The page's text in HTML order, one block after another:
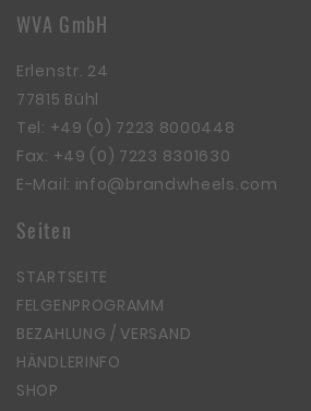
WVA GmbH
Erlenstr. 24
77815 Bühl
Tel: +49 (0) 7223 8000448
Fax: +49 (0) 7223 8301630
E-Mail: info@brandwheels.com
Seiten
STARTSEITE
FELGENPROGRAMM
BEZAHLUNG / VERSAND
HÄNDLERINFO
SHOP